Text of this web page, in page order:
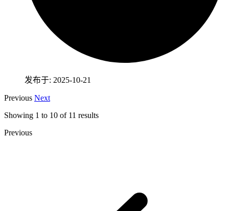
发布于: 2025-10-21
Previous Next
Showing 1 to 10 of 11 results
Previous